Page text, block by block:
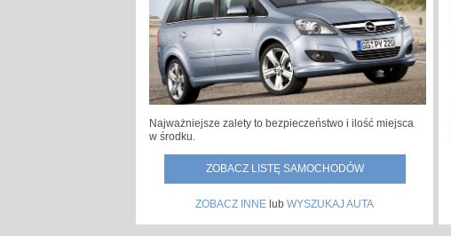
Najważniejsze zalety to bezpieczeństwo i ilość miejsca
w środku.
ZOBACZ LISTĘ SAMOCHODÓW
ZOBACZ INNE lub WYSZUKAJ AUTA